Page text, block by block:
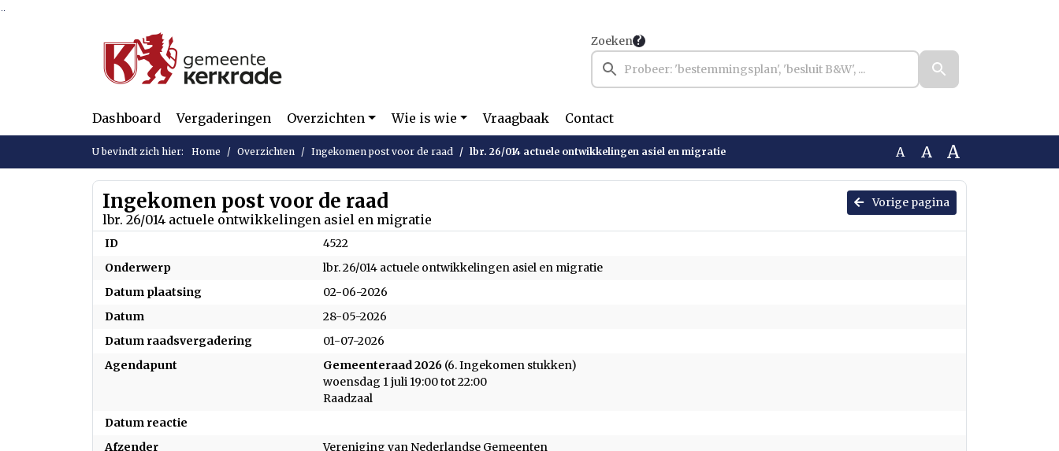
Zoeken
Dashboard Vergaderingen Overzichten Wie is wie Vraagbaak Contact
U bevindt zich hier: Home Overzichten Ingekomen post voor de raad lbr. 26/014 actuele ontwikkelingen asiel en migratie A A A
Vorige pagina
Ingekomen post voor de raad
lbr. 26/014 actuele ontwikkelingen asiel en migratie
ID
4522
Onderwerp
lbr. 26/014 actuele ontwikkelingen asiel en migratie
Datum plaatsing
02-06-2026
Datum
28-05-2026
Datum raadsvergadering
01-07-2026
Agendapunt
Gemeenteraad 2026 (6. Ingekomen stukken)
woensdag 1 juli 19:00 tot 22:00
Raadzaal
Datum reactie
Afzender
Vereniging van Nederlandse Gemeenten